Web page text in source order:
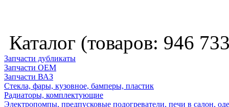
Каталог (товаров: 946
Запчасти дубликаты
Запчасти ОЕМ
Запчасти ВАЗ
Стекла, фары, кузовное, бамперы, пластик
Радиаторы, комплектующие
Электропомпы, предпусковые подогреватели, печи в салон,